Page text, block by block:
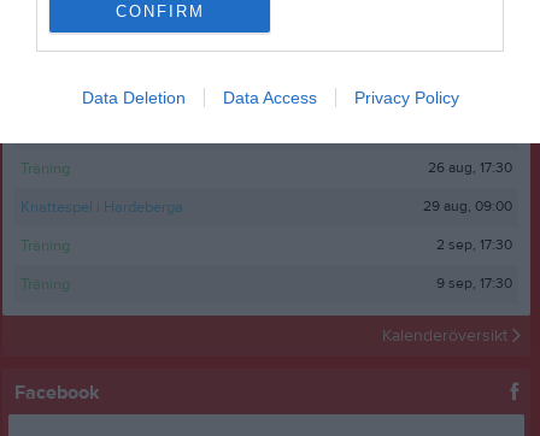
CONFIRM
Data Deletion Data Access Privacy Policy
Logga in som administratör och skapa ert första album
Träning 26 aug, 17:30
Knattespel i Hardeberga 29 aug, 09:00
Träning 2 sep, 17:30
Träning 9 sep, 17:30
Kalenderöversikt
Facebook